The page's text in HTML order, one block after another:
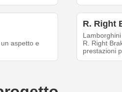
aspetto e
R. Right
Lamborghini
R. Right
prestazioni